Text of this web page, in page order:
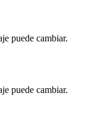
puede cambiar.
puede cambiar.